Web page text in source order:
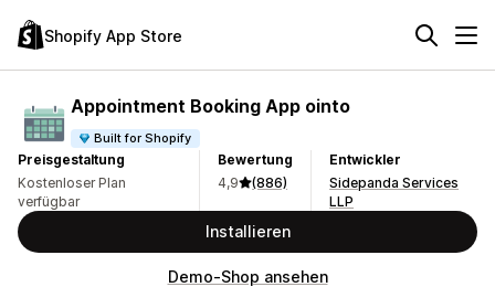
Shopify App Store
Appointment Booking App ointo
Built for Shopify
Preisgestaltung
Kostenloser Plan
verfügbar
Bewertung
4,9
(886)
Entwickler
Sidepanda Services
LLP
Installieren
Demo-Shop ansehen